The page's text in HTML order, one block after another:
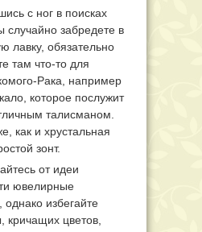
с ног в поисках
случайно забредете в
лавку, обязательно
там что-то для
Рака, например
которое послужит
талисманом.
как и хрустальная
зонт.
от идеи
ювелирные
избегайте
кричащих цветов,